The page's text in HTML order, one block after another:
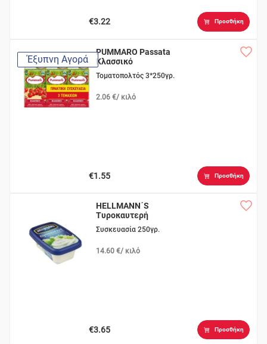
€3.22 Προσθήκη
Έξυπνη Αγορά
PUMMARO Passata
Κλασσικό
Τοματοπολτός 3*250γρ.
2.06 €/ κιλό
€1.55 Προσθήκη
HELLMANN΄S
Τυροκαυτερή
Συσκευασία 250γρ.
14.60 €/ κιλό
€3.65 Προσθήκη